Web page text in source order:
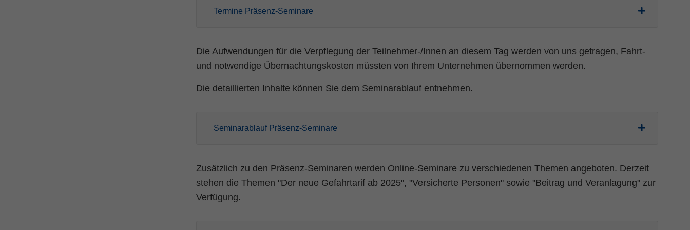
Termine Präsenz-Seminare
Die Aufwendungen für die Verpflegung der Teilnehmer-/Innen an diesem Tag werden von uns getragen, Fahrt-
und notwendige Übernachtungskosten müssten von Ihrem Unternehmen übernommen werden.
Die detaillierten Inhalte können Sie dem Seminarablauf entnehmen.
Seminarablauf Präsenz-Seminare
Zusätzlich zu den Präsenz-Seminaren werden Online-Seminare zu verschiedenen Themen angeboten. Derzeit
stehen die Themen "Der neue Gefahrtarif ab 2025", "Versicherte Personen" sowie "Beitrag und Veranlagung" zur
Verfügung.